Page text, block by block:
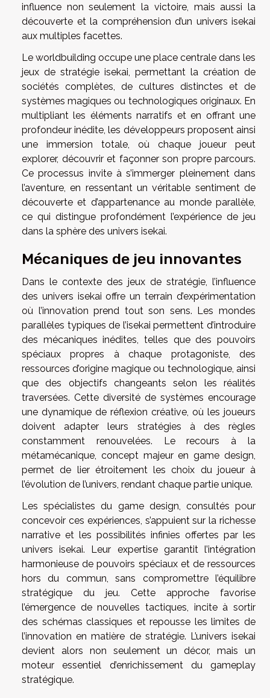
influence non seulement la victoire, mais aussi la
découverte et la compréhension d’un univers isekai
aux multiples facettes.
Le worldbuilding occupe une place centrale dans les
jeux de stratégie isekai, permettant la création de
sociétés complètes, de cultures distinctes et de
systèmes magiques ou technologiques originaux. En
multipliant les éléments narratifs et en offrant une
profondeur inédite, les développeurs proposent ainsi
une immersion totale, où chaque joueur peut
explorer, découvrir et façonner son propre parcours.
Ce processus invite à s’immerger pleinement dans
l’aventure, en ressentant un véritable sentiment de
découverte et d’appartenance au monde parallèle,
ce qui distingue profondément l’expérience de jeu
dans la sphère des univers isekai.
Mécaniques de jeu innovantes
Dans le contexte des jeux de stratégie, l’influence
des univers isekai offre un terrain d’expérimentation
où l’innovation prend tout son sens. Les mondes
parallèles typiques de l’isekai permettent d’introduire
des mécaniques inédites, telles que des pouvoirs
spéciaux propres à chaque protagoniste, des
ressources d’origine magique ou technologique, ainsi
que des objectifs changeants selon les réalités
traversées. Cette diversité de systèmes encourage
une dynamique de réflexion créative, où les joueurs
doivent adapter leurs stratégies à des règles
constamment renouvelées. Le recours à la
métamécanique, concept majeur en game design,
permet de lier étroitement les choix du joueur à
l’évolution de l’univers, rendant chaque partie unique.
Les spécialistes du game design, consultés pour
concevoir ces expériences, s’appuient sur la richesse
narrative et les possibilités infinies offertes par les
univers isekai. Leur expertise garantit l’intégration
harmonieuse de pouvoirs spéciaux et de ressources
hors du commun, sans compromettre l’équilibre
stratégique du jeu. Cette approche favorise
l’émergence de nouvelles tactiques, incite à sortir
des schémas classiques et repousse les limites de
l’innovation en matière de stratégie. L’univers isekai
devient alors non seulement un décor, mais un
moteur essentiel d’enrichissement du gameplay
stratégique.